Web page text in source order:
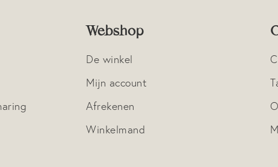
Webshop
De winkel
Mijn account
Afrekenen
Winkelmand